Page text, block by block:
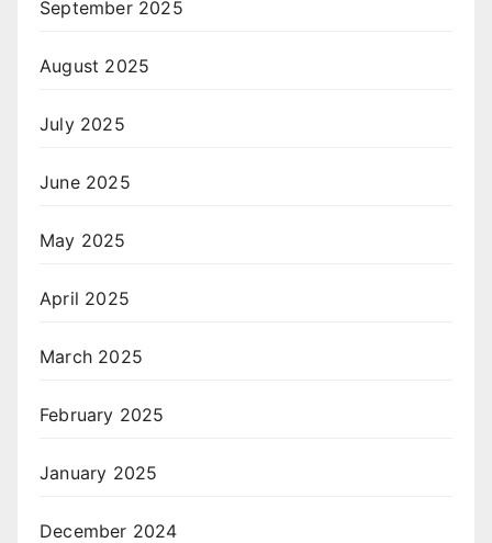
September 2025
August 2025
July 2025
June 2025
May 2025
April 2025
March 2025
February 2025
January 2025
December 2024